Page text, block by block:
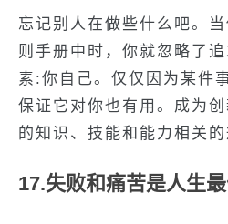
忘记别人在做些什么吧。
则手册中时，你就忽略了
素:你自己。仅仅因为某件
保证它对你也有用。成为
的知识、技能和能力相关的
17.失败和痛苦是人生